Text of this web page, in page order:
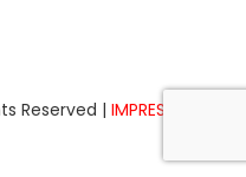
Reserved | IMPRESSUM